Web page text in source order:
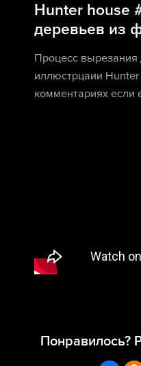
Hunter house
деревьев из
Процесс
иллюстрцаии
комментариях если
Понравилось?